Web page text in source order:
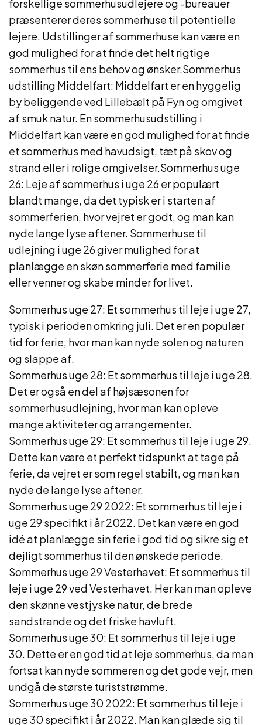
forskellige sommerhusudlejere og -bureauer
præsenterer deres sommerhuse til potentielle
lejere. Udstillinger af sommerhuse kan være en
god mulighed for at finde det helt rigtige
sommerhus til ens behov og ønsker.Sommerhus
udstilling Middelfart: Middelfart er en hyggelig
by beliggende ved Lillebælt på Fyn og omgivet
af smuk natur. En sommerhusudstilling i
Middelfart kan være en god mulighed for at finde
et sommerhus med havudsigt, tæt på skov og
strand eller i rolige omgivelser.Sommerhus uge
26: Leje af sommerhus i uge 26 er populært
blandt mange, da det typisk er i starten af
sommerferien, hvor vejret er godt, og man kan
nyde lange lyse aftener. Sommerhuse til
udlejning i uge 26 giver mulighed for at
planlægge en skøn sommerferie med familie
eller venner og skabe minder for livet.
Sommerhus uge 27: Et sommerhus til leje i uge 27,
typisk i perioden omkring juli. Det er en populær
tid for ferie, hvor man kan nyde solen og naturen
og slappe af.
Sommerhus uge 28: Et sommerhus til leje i uge 28.
Det er også en del af højsæsonen for
sommerhusudlejning, hvor man kan opleve
mange aktiviteter og arrangementer.
Sommerhus uge 29: Et sommerhus til leje i uge 29.
Dette kan være et perfekt tidspunkt at tage på
ferie, da vejret er som regel stabilt, og man kan
nyde de lange lyse aftener.
Sommerhus uge 29 2022: Et sommerhus til leje i
uge 29 specifikt i år 2022. Det kan være en god
idé at planlægge sin ferie i god tid og sikre sig et
dejligt sommerhus til den ønskede periode.
Sommerhus uge 29 Vesterhavet: Et sommerhus til
leje i uge 29 ved Vesterhavet. Her kan man opleve
den skønne vestjyske natur, de brede
sandstrande og det friske havluft.
Sommerhus uge 30: Et sommerhus til leje i uge
30. Dette er en god tid at leje sommerhus, da man
fortsat kan nyde sommeren og det gode vejr, men
undgå de største turiststrømme.
Sommerhus uge 30 2022: Et sommerhus til leje i
uge 30 specifikt i år 2022. Man kan glæde sig til